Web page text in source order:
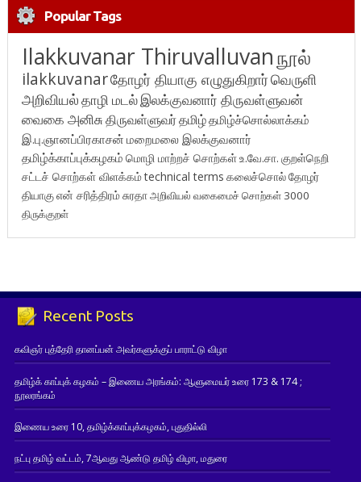
Popular Tags
Ilakkuvanar Thiruvalluvanநூல்
ilakkuvanarதோழர் தியாகு எழுதுகிறார்வெருளி
அறிவியல்தாழி மடல்இலக்குவனார் திருவள்ளுவன்
வைகை அனிசுதிருவள்ளுவர்தமிழ்தமிழ்ச்சொல்லாக்கம்
இ.பு.ஞானப்பிரகாசன் மறைமலை இலக்குவனார்
தமிழ்க்காப்புக்கழகம் மொழி மாற்றச் சொற்கள்உ.வே.சா. குறள்நெறி
சட்டச் சொற்கள் விளக்கம்technical terms கலைச்சொல்தோழர்
தியாகுஎன் சரித்திரம்சுரதாஅறிவியல் வகைமைச் சொற்கள் 3000
திருக்குறள்
Recent Posts
கவிஞர் புத்தேரி தானப்பன் அவர்களுக்குப் பாராட்டு விழா
தமிழ்க் காப்புக் கழகம் – இணைய அரங்கம்: ஆளுமையர் உரை 173 & 174 ;
நூலரங்கம்
இணைய உரை 10, தமிழ்க்காப்புக்கழகம், புதுதில்லி
நட்பு தமிழ் வட்டம், 7ஆவது ஆண்டு தமிழ் விழா, மதுரை